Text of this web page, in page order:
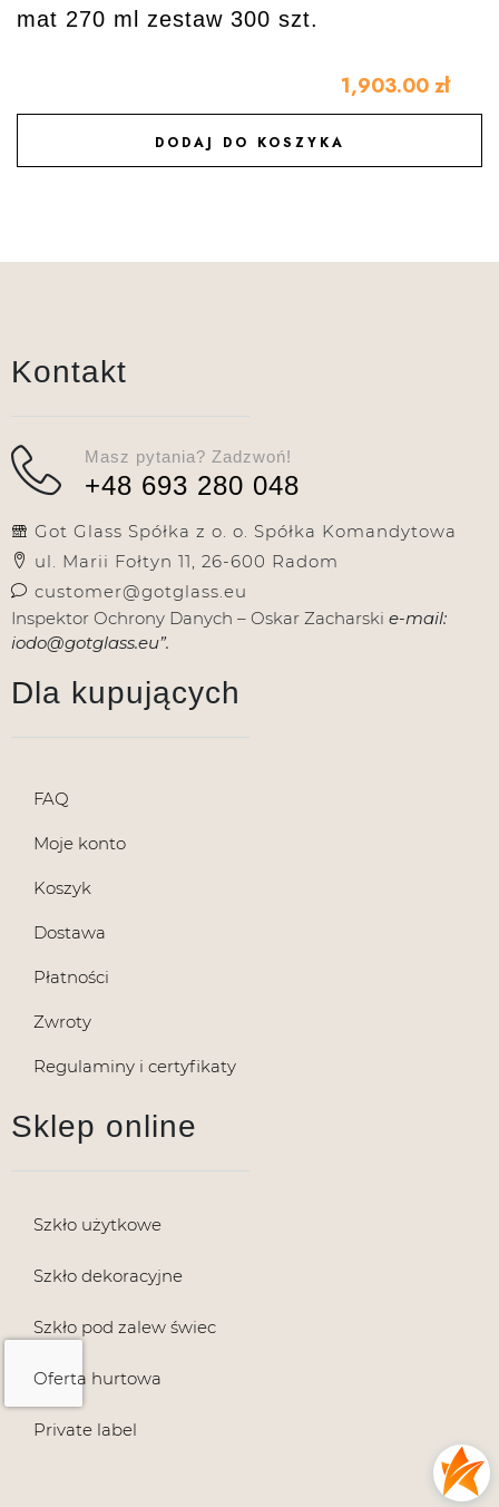
mat 270 ml zestaw 300 szt.
1,903.00 zł
DODAJ DO KOSZYKA
DODAJ DO ULUBIONYCH
Kontakt
Masz pytania? Zadzwoń!
+48 693 280 048
Got Glass Spółka z o. o. Spółka Komandytowa
ul. Marii Fołtyn 11, 26-600 Radom
customer@gotglass.eu
Inspektor Ochrony Danych – Oskar Zacharski e-mail:
iodo@gotglass.eu”.
Dla kupujących
FAQ
Moje konto
Koszyk
Dostawa
Płatności
Zwroty
Regulaminy i certyfikaty
Sklep online
Szkło użytkowe
Szkło dekoracyjne
Szkło pod zalew świec
Oferta hurtowa
Private label